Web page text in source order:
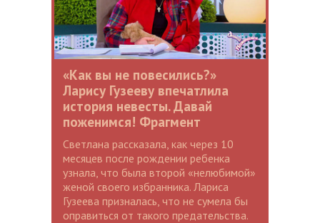
«Как вы не повесились?»
Ларису Гузееву впечатлила
история невесты. Давай
поженимся! Фрагмент
Светлана рассказала, как через 10
месяцев после рождении ребенка
узнала, что была второй «нелюбимой»
женой своего избранника. Лариса
Гузеева призналась, что не сумела бы
оправиться от такого предательства.